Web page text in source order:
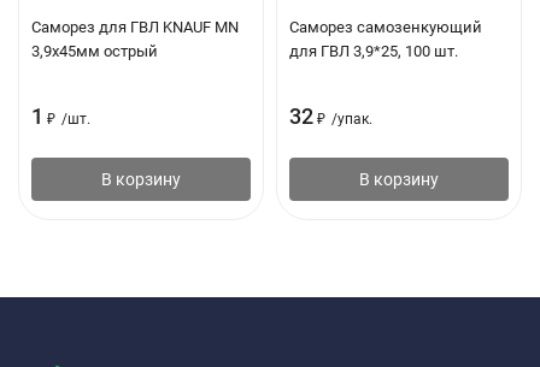
короба, ниши, тумбы, полки, откосы, камины и пр.
должны пройти обязательную акклиматизацию (адаптацию) в
необходимо снимать фаску (примерно на 1/3 толщины листа).
Саморез для ГВЛ KNAUF MN
3,9х45мм острый
1 ₽ /шт.
В корзину
Саморез самозенкующий
для ГВЛ 3,9*25, 100 шт.
32 ₽ /упак.
В корзину